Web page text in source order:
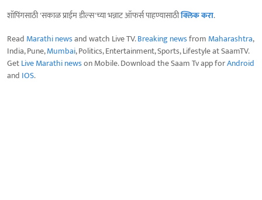
शॉपिंगसाठी 'सकाळ प्राईम डील्स'च्या भन्नाट ऑफर्स पाहण्यासाठीक्लिक करा.
Read Marathi newsand watch Live TV.Breaking newsfrom Maharashtra,
India, Pune,Mumbai, Politics, Entertainment, Sports, Lifestyle at SaamTV.
GetLive Marathi newson Mobile. Download the Saam Tv app forAndroid
and IOS.